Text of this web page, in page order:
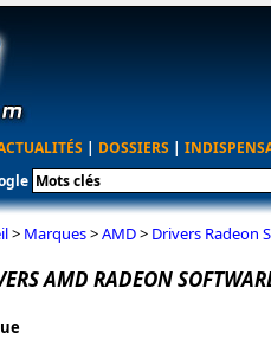
| DOSSIERS |
> Marques>AMD> Drivers Radeon
AMD RADEON